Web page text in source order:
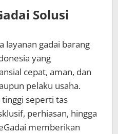
Solusi
layanan gadai barang
yang
cepat, aman, dan
pelaku usaha.
seperti tas
perhiasan, hingga
memberikan